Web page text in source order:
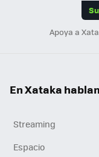
Apoya a
En Xataka
Streaming
Espacio